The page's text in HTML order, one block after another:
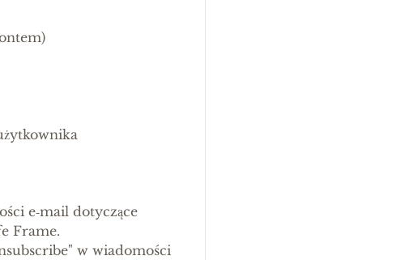
e‑mail dotyczące
Frame.
w wiadomości